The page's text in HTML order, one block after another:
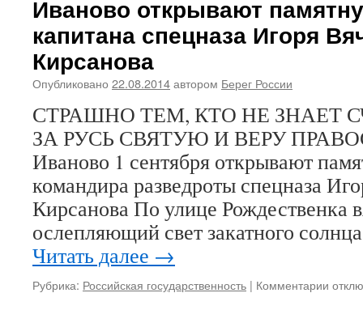
в
Иваново открывают
капитана спецназа Игоря
Кирсанова
Опубликовано 22.08.2014автором Берег России
СТРАШНО ТЕМ, КТО НЕ ЗНАЕТ
ЗА РУСЬ СВЯТУЮ И ВЕРУ
Иваново 1 сентября открывают
командира разведроты спецназа
Кирсанова По улице Рождественка
ослепляющий свет закатного
Читать далее →
Рубрика: Российская государственность | Комментарии к